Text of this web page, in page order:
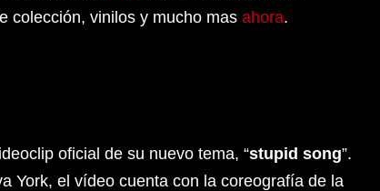
colección, vinilos y mucho mas ahora.
oficial de su nuevo tema, “stupid song”.
York, el vídeo cuenta con la coreografía de la